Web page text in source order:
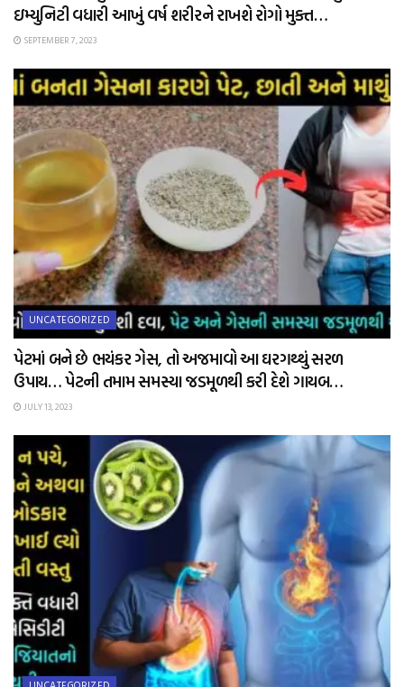
ઇમ્યુનિટી વધારી આખું વર્ષ શરીરને રાખશે રોગો મુક્ત…
SEPTEMBER 7, 2023
UNCATEGORIZED
પેટમાં બને છે ભયંકર ગેસ, તો અજમાવો આ ઘરગથ્થું સરળ
ઉપાય… પેટની તમામ સમસ્યા જડમૂળથી કરી દેશે ગાયબ…
JULY 13, 2023